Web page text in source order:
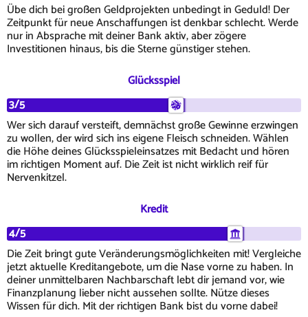
Übe dich bei großen Geldprojekten unbedingt in Geduld! Der
Zeitpunkt für neue Anschaffungen ist denkbar schlecht. Werde
nur in Absprache mit deiner Bank aktiv, aber zögere
Investitionen hinaus, bis die Sterne günstiger stehen.
Glücksspiel
3/5
Wer sich darauf versteift, demnächst große Gewinne erzwingen
zu wollen, der wird sich ins eigene Fleisch schneiden. Wählen
die Höhe deines Glücksspieleinsatzes mit Bedacht und hören
im richtigen Moment auf. Die Zeit ist nicht wirklich reif für
Nervenkitzel.
Kredit
4/5
Die Zeit bringt gute Veränderungsmöglichkeiten mit! Vergleiche
jetzt aktuelle Kreditangebote, um die Nase vorne zu haben. In
deiner unmittelbaren Nachbarschaft lebt dir jemand vor, wie
Finanzplanung lieber nicht aussehen sollte. Nütze dieses
Wissen für dich. Mit der richtigen Bank bist du vorne dabei!